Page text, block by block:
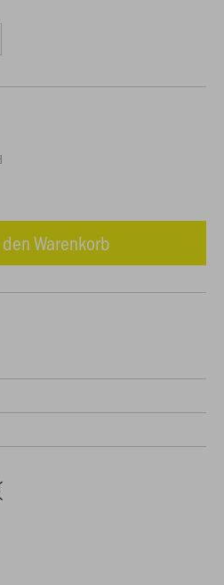
Warenkorb